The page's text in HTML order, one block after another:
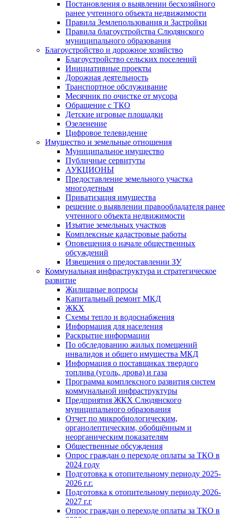
Постановления о выявлении бесхозяйного
ранее учтенного объекта недвижимости
Правила Землепользования и Застройки
Правила благоустройства Слюдянского
муниципального образования
Благоустройство и дорожное хозяйство
Благоустройство сельских поселений
Инициативные проекты
Дорожная деятельность
Транспортное обслуживание
Месячник по очистке от мусора
Обращение с ТКО
Детские игровые площадки
Озеленение
Цифровое телевидение
Имущество и земельные отношения
Муниципальное имущество
Публичные сервитуты
АУКЦИОНЫ
Предоставление земельного участка
многодетным
Приватизация имущества
решение о выявлении правообладателя ранее
учтенного объекта недвижимости
Изъятие земельных участков
Комплексные кадастровые работы
Оповещения о начале общественных
обсуждений
Извещения о предоставлении ЗУ
Коммунальная инфраструктура и стратегическое
развитие
Жилищные вопросы
Капитальный ремонт МКД
ЖКХ
Схемы тепло и водоснабжения
Информация для населения
Раскрытие информации
По обследованию жилых помещений
инвалидов и общего имущества МКД
Информация о поставщиках твердого
топлива (уголь, дрова) и газа
Программа комплексного развития систем
коммунальной инфраструктуры
Предприятия ЖКХ Слюдянского
муниципального образования
Отчет по микробиологическим,
органолептическим, обобщённым и
неорганическим показателям
Общественные обсуждения
Опрос граждан о переходе оплаты за ТКО в
2024 году
Подготовка к отопительному периоду 2025-
2026 г.г.
Подготовка к отопительному периоду 2026-
2027 г.г
Опрос граждан о переходе оплаты за ТКО в